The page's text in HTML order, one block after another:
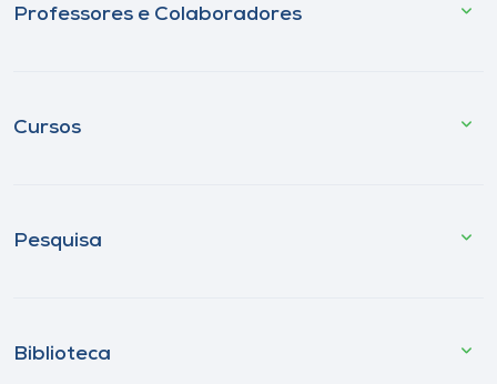
Professores e Colaboradores
Cursos
Pesquisa
Biblioteca